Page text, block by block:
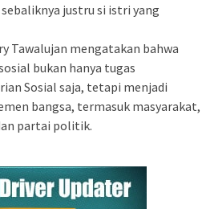
justru si istri yang
Tawalujan mengatakan bahwa
bukan hanya tugas
Sosial saja, tetapi menjadi
bangsa, termasuk masyarakat,
partai politik.